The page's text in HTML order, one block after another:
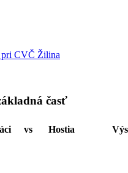
pri CVČ Žilina
časť
vs Hostia